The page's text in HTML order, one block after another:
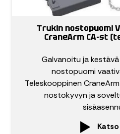
Trukin nostopuomi
CraneArm CA-st
Galvanoitu ja
nostopuomi
Teleskooppinen
nostokyvyn ja